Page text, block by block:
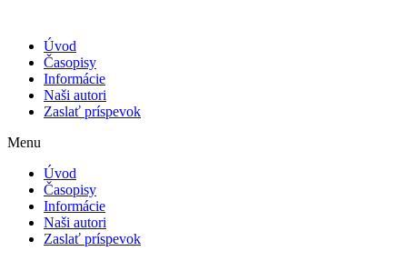
Úvod
Časopisy
Informácie
Naši autori
Zaslať príspevok
Menu
Úvod
Časopisy
Informácie
Naši autori
Zaslať príspevok